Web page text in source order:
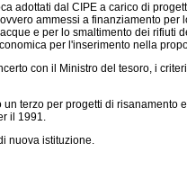
dal CIPE a carico di
ammessi a finanziamento per
e per lo smaltimento dei rifiuti
per l'inserimento nella
con il Ministro del tesoro, i
terzo per progetti di risanamento
il 1991.
nuova istituzione.